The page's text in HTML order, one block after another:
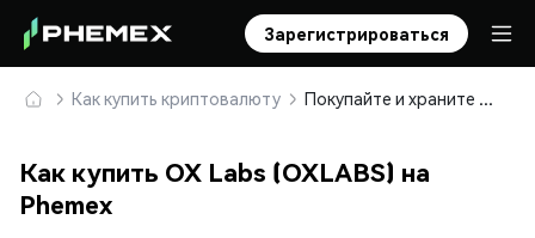
Зарегистрироваться
Как купить криптовалюту Покупайте и храните OX Labs (OXLABS) безопасно
Как купить OX Labs (OXLABS) на
Phemex